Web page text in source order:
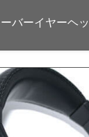
バーイヤーヘ